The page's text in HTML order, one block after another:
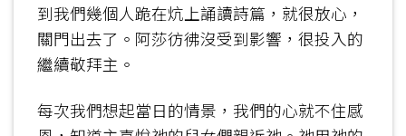
到我們幾個人跪在炕上誦讀詩篇，就很放心，
關門出去了。阿莎彷彿沒受到影響，很投入的
繼續敬拜主。
每次我們想起當日的情景，我們的心就不住感